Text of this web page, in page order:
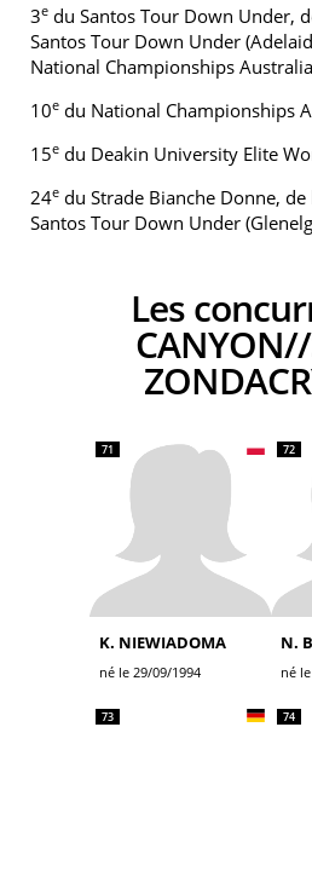
3e du Santos Tour Down Under,
Santos Tour Down Under
National Championships
10e du National Championships
15e du Deakin University Elite
24e du Strade Bianche Donne,
Santos Tour Down Under
Les concurrentes
71
K. NIEWIADOMA
né le 29/09/1994
72
N.
né
73 74